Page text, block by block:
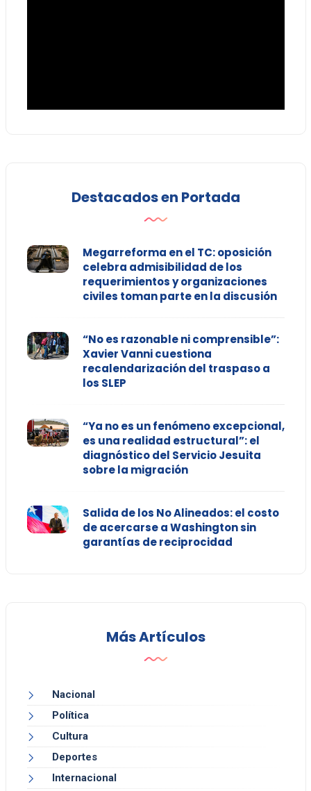
Destacados en Portada
Megarreforma en el TC: oposición
celebra admisibilidad de los
requerimientos y organizaciones
civiles toman parte en la discusión
“No es razonable ni comprensible”:
Xavier Vanni cuestiona
recalendarización del traspaso a
los SLEP
“Ya no es un fenómeno excepcional,
es una realidad estructural”: el
diagnóstico del Servicio Jesuita
sobre la migración
Salida de los No Alineados: el costo
de acercarse a Washington sin
garantías de reciprocidad
Más Artículos
Nacional
Política
Cultura
Deportes
Internacional